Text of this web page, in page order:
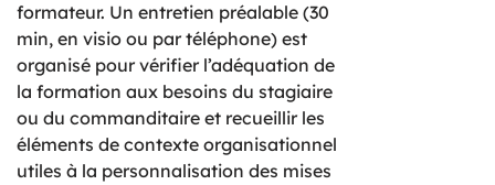
formateur. Un entretien préalable (30
min, en visio ou par téléphone) est
organisé pour vérifier l’adéquation de
la formation aux besoins du stagiaire
ou du commanditaire et recueillir les
éléments de contexte organisationnel
utiles à la personnalisation des mises